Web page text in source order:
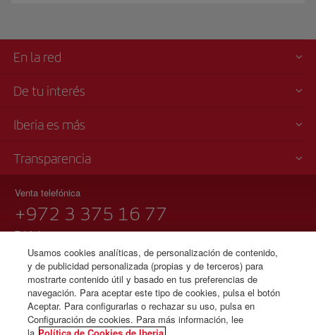
En la red
De tu interés
Iberia es más
Transparencia
Venta telefónica
+972 3 375 16 77
Tel Aviv
Ley de Servicios de Aviación de Israel 5772-2012
© Iberia 2026
Usamos cookies analíticas, de personalización de contenido,
y de publicidad personalizada (propias y de terceros) para
mostrarte contenido útil y basado en tus preferencias de
navegación. Para aceptar este tipo de cookies, pulsa el botón
Aceptar. Para configurarlas o rechazar su uso, pulsa en
Configuración de cookies. Para más información, lee